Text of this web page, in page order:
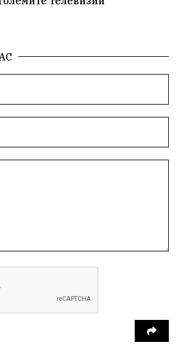
Деца Археология
Космос
БъдещевБългария
НЗОК Туризъм
АктивниГраждани